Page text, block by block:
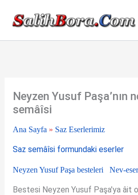
Neyzen Yusuf Paşa’nın
semâîsi
Ana Sayfa » Saz Eserlerimiz
Saz semâîsi formundaki eserler
Neyzen Yusuf Paşa besteleri Nev-
Bestesi Neyzen Yusuf Paşa'ya âit